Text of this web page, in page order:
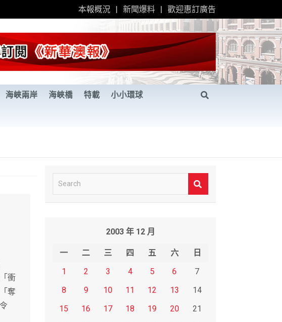
本報概況 新聞爆料 歡迎惠訂廣告
海峽兩岸 海峽橋 特載 小小環球
衝
奪
e
2003 年 12 月
一 二 三 四 五 六
日
1
2 3 4 5 6
7
8
9 10 11 12 13
14
15
16 17 18 19 20
21